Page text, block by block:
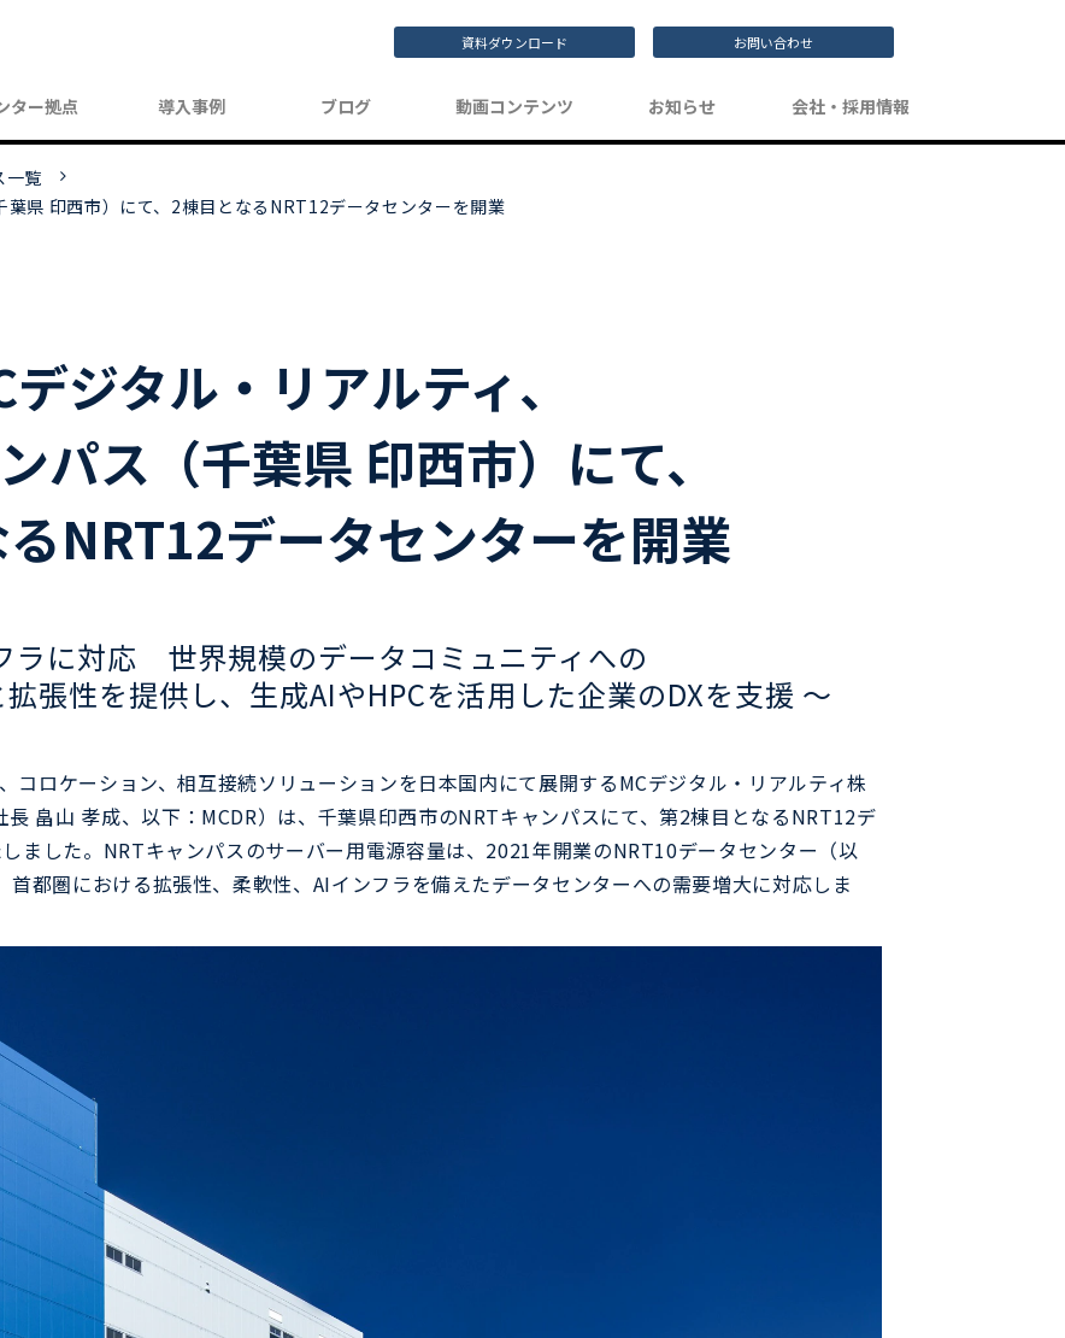
資料ダウンロード お問い合わせ
ター拠点 導入事例 ブログ 動画コンテンツ お知らせ 会社・採用情報
一覧
県 印西市）にて、2棟目となるNRT12データセンターを開業
デジタル・リアルティ、
パス（千葉県 印西市）にて、
NRT12データセンターを開業
ラに対応　世界規模のデータコミュニティへの
張性を提供し、生成AIやHPCを活用した企業のDXを支援 ～
コロケーション、相互接続ソリューションを日本国内にて展開するMCデジタル・リアルティ株
畠山 孝成、以下：MCDR）は、千葉県印西市のNRTキャンパスにて、第2棟目となるNRT12デ
ました。NRTキャンパスのサーバー用電源容量は、2021年開業のNRT10データセンター（以
都圏における拡張性、柔軟性、AIインフラを備えたデータセンターへの需要増大に対応しま